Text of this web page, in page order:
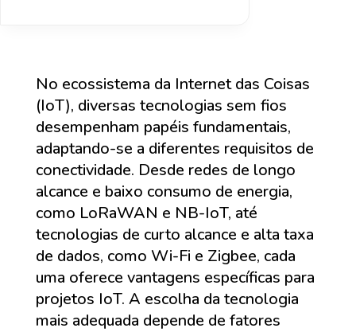
No ecossistema da Internet das Coisas
(IoT), diversas tecnologias sem fios
desempenham papéis fundamentais,
adaptando-se a diferentes requisitos de
conectividade. Desde redes de longo
alcance e baixo consumo de energia,
como LoRaWAN e NB-IoT, até
tecnologias de curto alcance e alta taxa
de dados, como Wi-Fi e Zigbee, cada
uma oferece vantagens específicas para
projetos IoT. A escolha da tecnologia
mais adequada depende de fatores